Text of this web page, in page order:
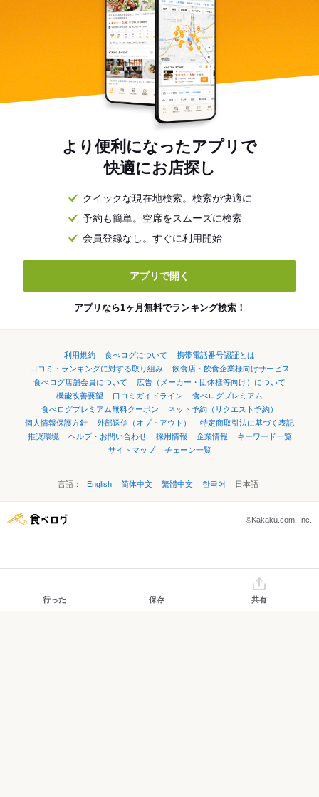
より便利になったアプリで
快適にお店探し
クイックな現在地検索。検索が快適に
予約も簡単。空席をスムーズに検索
会員登録なし。すぐに利用開始
アプリで開く
アプリなら1ヶ月無料でランキング検索！
利用規約 食べログについて
携帯電話番号認証とは
口コミ・ランキングに対する取り組み
飲食店・飲食企業様向けサービス
食べログ店舗会員について
広告（メーカー・団体様等向け）について
機能改善要望
口コミガイドライン
食べログプレミアム
食べログプレミアム無料クーポン
ネット予約（リクエスト予約）
個人情報保護方針
外部送信（オプトアウト）
特定商取引法に基づく表記
推奨環境
ヘルプ・お問い合わせ 採用情報 企業情報
キーワード一覧
サイトマップ
チェーン一覧
言語： English 简体中文 繁體中文 한국어 日本語
©Kakaku.com, Inc.
行った 保存 共有